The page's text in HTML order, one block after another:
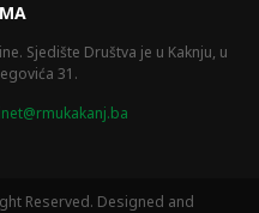
Sjedište Društva je u Kaknju, u
31.
Reserved. Designed and